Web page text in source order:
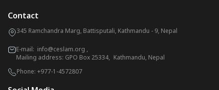
Contact
345 Ramchandra Marg, Battisputali, Kathmandu - 9, Nepal
E-mail: info@ceslam.org ,
Mailing address: GPO Box 25334, Kathmandu, Nepal
Phone: +977-1-4572807